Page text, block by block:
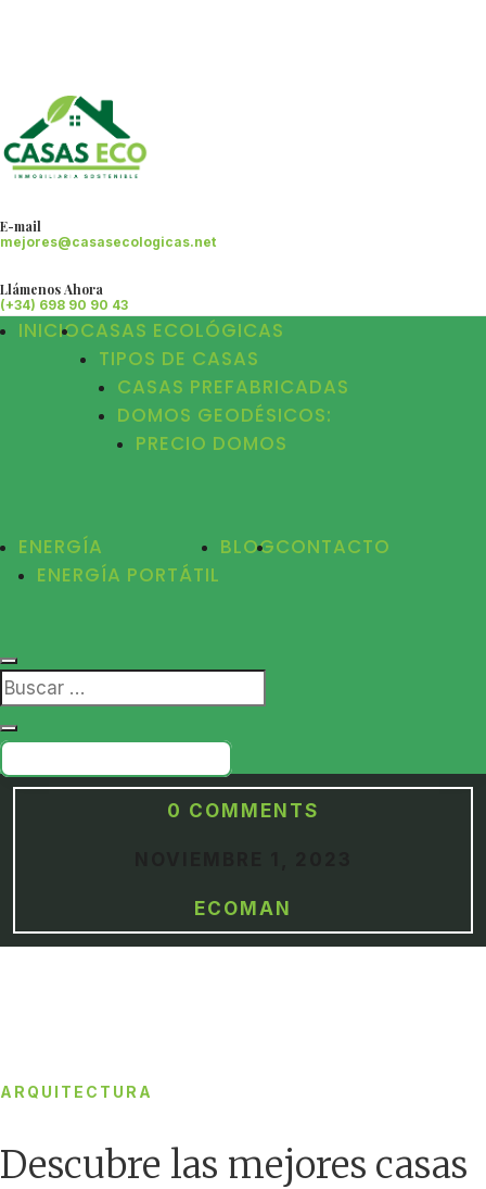
E-mail
mejores@casasecologicas.net
Llámenos Ahora
(+34) 698 90 90 43
INICIOCASAS ECOLÓGICAS
TIPOS DE CASAS
CASAS PREFABRICADAS
DOMOS GEODÉSICOS:
PRECIO DOMOS
ENERGÍA
ENERGÍA PORTÁTIL
BLOGCONTACTO
0 COMMENTS
ECOMAN
ARQUITECTURA
Descubre las mejores casas